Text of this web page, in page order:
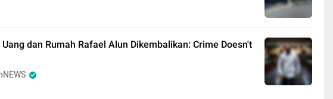
Uang dan Rumah Rafael Alun Dikembalikan: Crime Doesn't